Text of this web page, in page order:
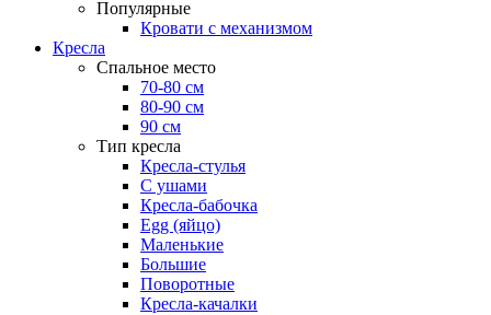
Популярные
Кровати с механизмом
Кресла
Спальное место
70-80 см
80-90 см
90 см
Тип кресла
Кресла-стулья
С ушами
Кресла-бабочка
Egg (яйцо)
Маленькие
Большие
Поворотные
Кресла-качалки